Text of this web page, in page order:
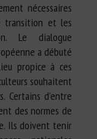
nécessaires
transition et les
Le dialogue
a débuté
propice à ces
souhaitent
Certains d’entre
des normes de
Ils doivent tenir